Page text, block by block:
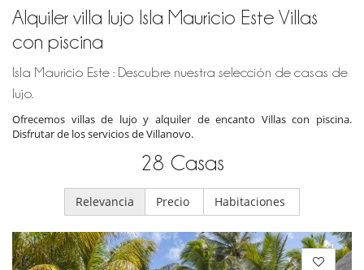
Alquiler villa lujo Isla Mauricio Este Villas
con piscina
Isla Mauricio Este : Descubre nuestra selección de casas de
lujo.
Ofrecemos villas de lujo y alquiler de encanto Villas con piscina.
Disfrutar de los servicios de Villanovo.
28 Casas
Relevancia Precio Habitaciones